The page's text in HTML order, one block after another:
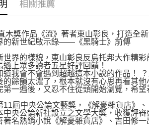
相關推薦
木獎作品《流》著者東山彰良，打造全
的新世紀啟示錄——《黑騎士》前傳
世界的樣貌，東山彰良反烏托邦大作精彩
遜上眾多讀者五星好評回饋！
道我會不會遇到超越這本小說的作品！ ？
的餘韻太濃了，根本就沒有心思再看其他
第一遍後，又忍不住從頭開始瀏覽，希
11屆中央公論文藝獎，《解憂雜貨店》、
中央公論新社設立之文學大獎，收獲評審
著名熱銷小說《解憂雜貨店》、吉田修